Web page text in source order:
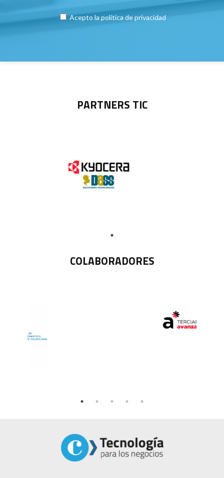
Acepto la política de privacidad
PARTNERS TIC
COLABORADORES